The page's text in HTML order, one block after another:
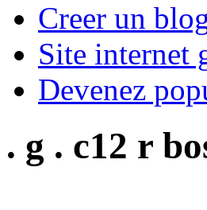
Creer un
Site internet
Devenez
. g . c12 r